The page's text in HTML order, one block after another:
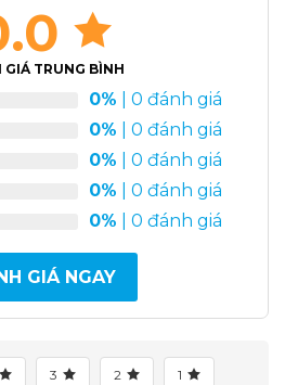
TRUNG BÌNH
0% | 0 đánh giá
0% | 0 đánh giá
0% | 0 đánh giá
0% | 0 đánh giá
0% | 0 đánh giá
GIÁ NGAY
3 2 1